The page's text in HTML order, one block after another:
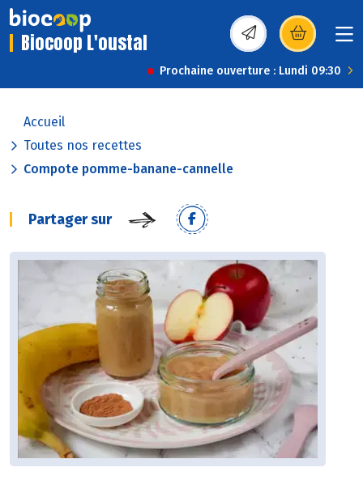
Biocoop L'oustal (s’ouvre dans une
Prochaine ouverture : Lundi 09:30
Accueil
Toutes nos recettes
Compote pomme-banane-cannelle
Partager sur